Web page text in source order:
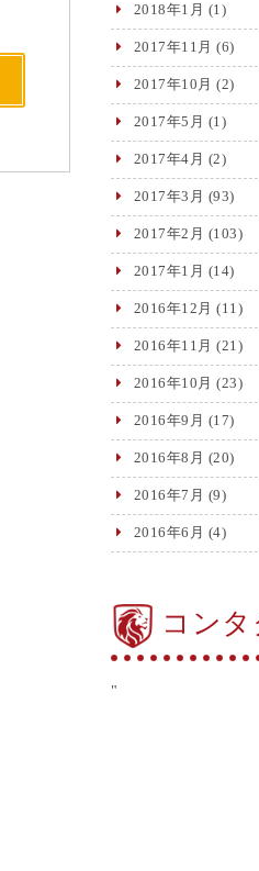
2018年1月 (1)
2017年11月 (6)
2017年10月 (2)
2017年5月 (1)
2017年4月 (2)
2017年3月 (93)
2017年2月 (103)
2017年1月 (14)
2016年12月 (11)
2016年11月 (21)
2016年10月 (23)
2016年9月 (17)
2016年8月 (20)
2016年7月 (9)
2016年6月 (4)
コンタ
"